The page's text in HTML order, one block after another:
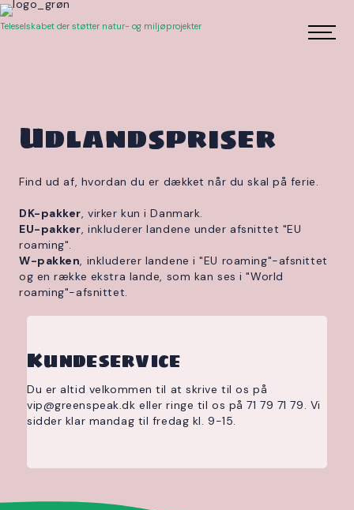
Teleselskabet der støtter natur- og miljøprojekter
Udlandspriser
Find ud af, hvordan du er dækket når du skal på ferie.
DK-pakker, virker kun i Danmark.
EU-pakker, inkluderer landene under afsnittet "EU
roaming".
W-pakken, inkluderer landene i "EU roaming"-afsnittet
og en række ekstra lande, som kan ses i "World
roaming"-afsnittet.
Kundeservice
Du er altid velkommen til at skrive til os på
vip@greenspeak.dk eller ringe til os på 71 79 71 79. Vi
sidder klar mandag til fredag kl. 9-15.